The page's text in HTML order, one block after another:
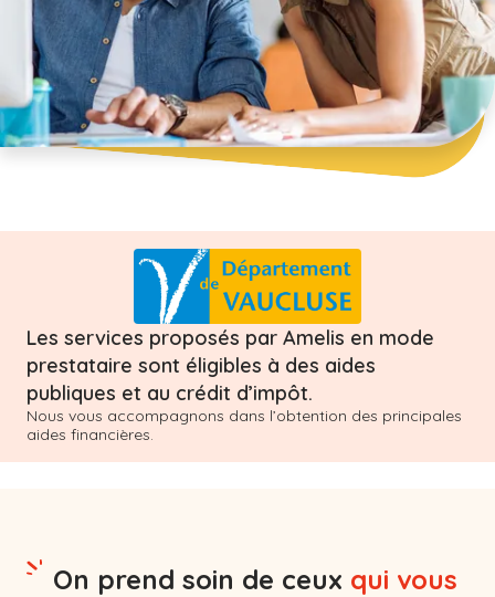
Les services proposés par Amelis en mode
prestataire sont éligibles à des aides
publiques et au crédit d’impôt.
Nous vous accompagnons dans l’obtention des principales
aides financières.
On prend soin de ceux qui vous